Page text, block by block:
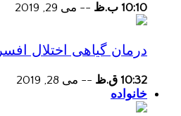
10:10 ب.ظ -- می 29, 2019
درمان گیاهی اختلال
10:32 ق.ظ -- می 28, 2019
خانواده